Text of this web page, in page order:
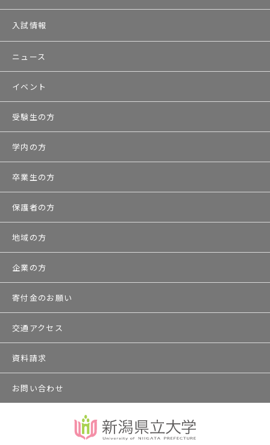
入試情報
ニュース
イベント
受験生の方
学内の方
卒業生の方
保護者の方
地域の方
企業の方
寄付金のお願い
交通アクセス
資料請求
お問い合わせ